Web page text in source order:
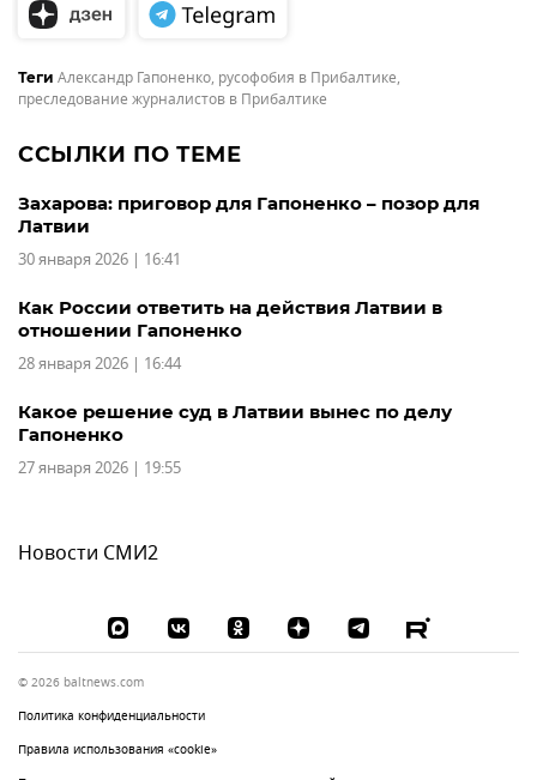
Теги Александр Гапоненко, русофобия в Прибалтике,
преследование журналистов в Прибалтике
ССЫЛКИ ПО ТЕМЕ
Захарова: приговор для Гапоненко – позор для
Латвии
30 января 2026 | 16:41
Как России ответить на действия Латвии в
отношении Гапоненко
28 января 2026 | 16:44
Какое решение суд в Латвии вынес по делу
Гапоненко
27 января 2026 | 19:55
Новости СМИ2
© 2026 baltnews.com
Политика конфиденциальности
Правила использования «cookie»